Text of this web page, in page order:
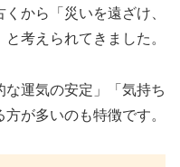
から「災いを遠ざけ、
考えられてきました。
運気の安定」「気持ち
が多いのも特徴です。